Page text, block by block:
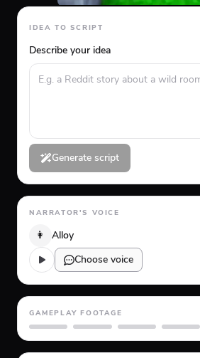
IDEA TO SCRIPT
Describe your idea
Generate script
NARRATOR'S VOICE
👩
Alloy
Choose voice
GAMEPLAY FOOTAGE
GTA 5 Minecraft Planet CoasterRoblox